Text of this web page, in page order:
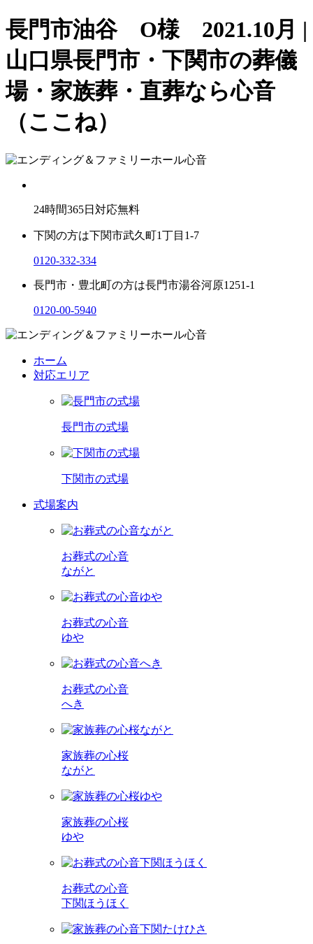
長門市油谷 O様 2021.10月 |
山口県長門市・下関市の葬儀
場・家族葬・直葬なら心音
（ここね）
24時間365日対応無料
下関の方は下関市武久町1丁目1-7
0120-332-334
長門市・豊北町の方は長門市湯谷河原1251-1
0120-00-5940
ホーム
対応エリア
長門市の式場
下関市の式場
式場案内
お葬式の心音
ながと
お葬式の心音
ゆや
お葬式の心音
へき
家族葬の心桜
ながと
家族葬の心桜
ゆや
お葬式の心音
下関ほうほく